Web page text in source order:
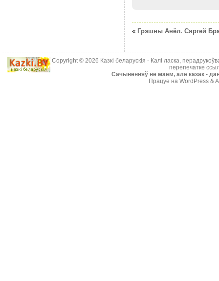
« Грэшны Анёл. Сяргей
Copyright © 2026 Казкі беларускія - Калі ласка,
перепечатке
Cачыненняў не маем, але казак -
Працуе на WordPress &